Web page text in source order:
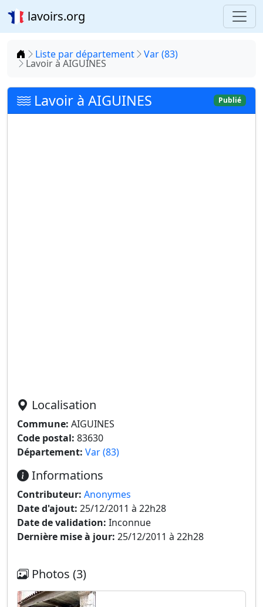
lavoirs.org
Accueil
Liste par département Var (83)
Lavoir à AIGUINES
Lavoir à AIGUINES Publié
Localisation
Commune: AIGUINES
Code postal: 83630
Département: Var (83)
Informations
Contributeur: Anonymes
Date d'ajout: 25/12/2011 à 22h28
Date de validation: Inconnue
Dernière mise à jour: 25/12/2011 à 22h28
Photos (3)